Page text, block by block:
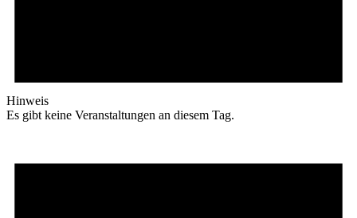
Hinweis
Es gibt keine Veranstaltungen an diesem Tag.